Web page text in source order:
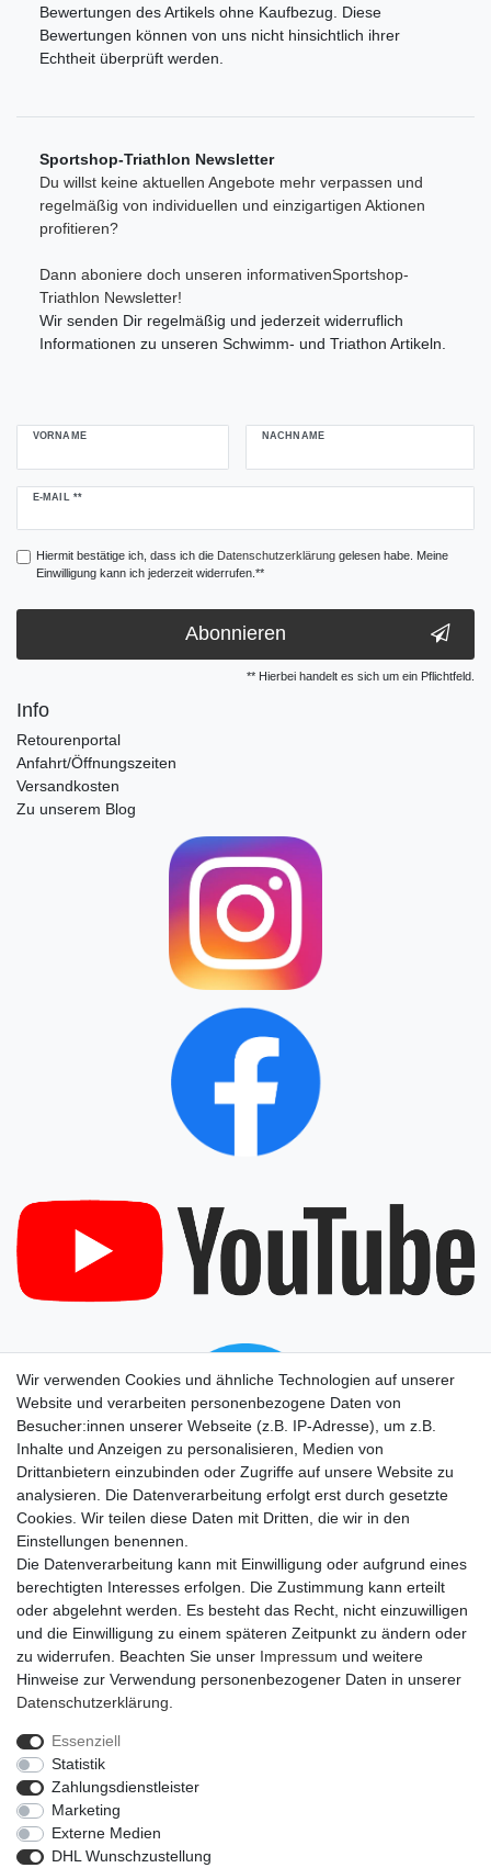
Bewertungen des Artikels ohne Kaufbezug. Diese
Bewertungen können von uns nicht hinsichtlich ihrer
Echtheit überprüft werden.
Sportshop-Triathlon Newsletter
Du willst keine aktuellen Angebote mehr verpassen und
regelmäßig von individuellen und einzigartigen Aktionen
profitieren?
Dann aboniere doch unseren informativenSportshop-
Triathlon Newsletter!
Wir senden Dir regelmäßig und jederzeit widerruflich
Informationen zu unseren Schwimm- und Triathon Artikeln.
VORNAME NACHNAME
E-MAIL **
Newsletter
Hiermit bestätige ich, dass ich die Daten­schutz­erklärunggelesen habe. Meine
Einwilligung kann ich jederzeit widerrufen.**
Abonnieren
** Hierbei handelt es sich um ein Pflichtfeld.
Info
Retourenportal
Anfahrt/Öffnungszeiten
Versandkosten
Zu unserem Blog
Impressum
Barrierefreiheitserklärung
Wir verwenden Cookies und ähnliche Technologien auf unserer
Website und verarbeiten personenbezogene Daten von
Besucher:innen unserer Webseite (z.B. IP-Adresse), um z.B.
Inhalte und Anzeigen zu personalisieren, Medien von
Drittanbietern einzubinden oder Zugriffe auf unsere Website zu
analysieren. Die Datenverarbeitung erfolgt erst durch gesetzte
Cookies. Wir teilen diese Daten mit Dritten, die wir in den
Einstellungen benennen.
Die Datenverarbeitung kann mit Einwilligung oder aufgrund eines
berechtigten Interesses erfolgen. Die Zustimmung kann erteilt
oder abgelehnt werden. Es besteht das Recht, nicht einzuwilligen
und die Einwilligung zu einem späteren Zeitpunkt zu ändern oder
zu widerrufen. Beachten Sie unser Impressum und weitere
Hinweise zur Verwendung personenbezogener Daten in unserer
Daten­schutz­erklärung
Essenziell
Statistik
Zahlungsdienstleister
Marketing
Externe Medien
DHL Wunschzustellung